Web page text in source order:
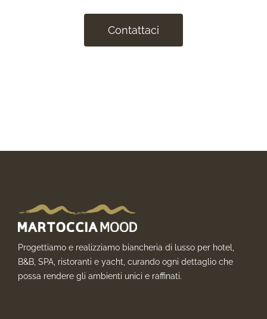
Contattaci
Progettiamo e realizziamo biancheria di lusso per hotel,
B&B, SPA, ristoranti e yacht, curando ogni dettaglio che
possa rendere gli ambienti unici e raffinati.